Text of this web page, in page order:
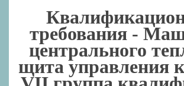
требования -
центрального
щита управления